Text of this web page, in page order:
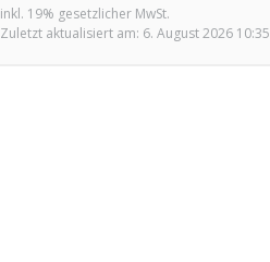
inkl. 19% gesetzlicher MwSt.
Zuletzt aktualisiert am: 6. August 2026 10:35